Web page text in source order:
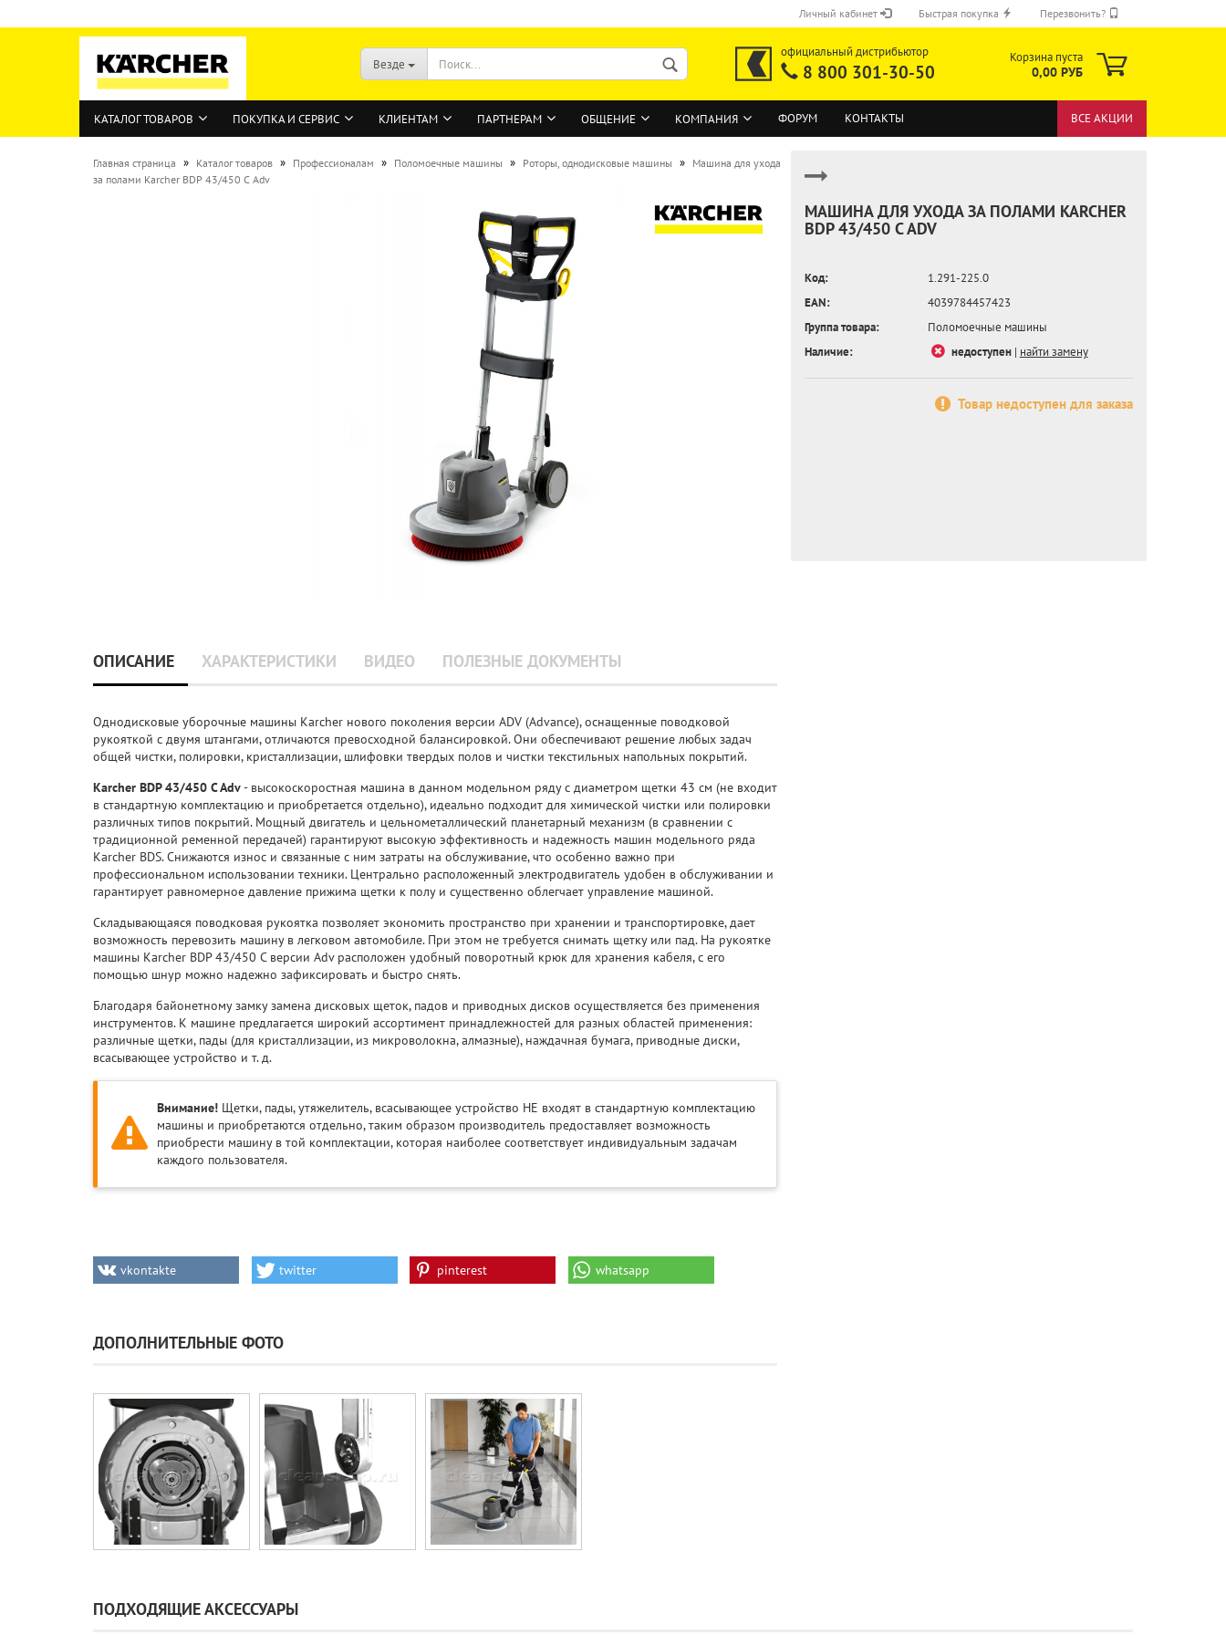
Личный кабинет
ВОЙТИ
Быстрая покупка Перезвонить?
ОТПРАВИТЬ
Везде
официальный дистрибьютор
8 800 301-30-50
Корзина пуста
0,00 РУБ
КАТАЛОГ ТОВАРОВ ПОКУПКА И СЕРВИС КЛИЕНТАМ ПАРТНЕРАМ ОБЩЕНИЕ КОМПАНИЯ ФОРУМ КОНТАКТЫ ВСЕ АКЦИИ
Главная страница » Каталог товаров » Профессионалам » Поломоечные машины » Роторы, однодисковые машины » Машина для ухода
за полами Karcher BDP 43/450 C Adv
МАШИНА ДЛЯ УХОДА ЗА ПОЛАМИ KARCHER
BDP 43/450 C ADV
Код:
1.291-225.0
EAN:
4039784457423
Группа товара:
Поломоечные машины
Наличие:
недоступен| найти замену
Товар недоступен для заказа
ОПИСАНИЕ ХАРАКТЕРИСТИКИ ВИДЕО ПОЛЕЗНЫЕ ДОКУМЕНТЫ
Однодисковые уборочные машины Karcher нового поколения версии ADV (Advance), оснащенные поводковой
рукояткой с двумя штангами, отличаются превосходной балансировкой. Они обеспечивают решение любых задач
общей чистки, полировки, кристаллизации, шлифовки твердых полов и чистки текстильных напольных покрытий.
Karcher BDP 43/450 C Adv- высокоскоростная машина в данном модельном ряду с диаметром щетки 43 см (не входит
в стандартную комплектацию и приобретается отдельно), идеально подходит для химической чистки или полировки
различных типов покрытий. Мощный двигатель и цельнометаллический планетарный механизм (в сравнении с
традиционной ременной передачей) гарантируют высокую эффективность и надежность машин модельного ряда
Karcher BDS. Снижаются износ и связанные с ним затраты на обслуживание, что особенно важно при
профессиональном использовании техники. Центрально расположенный электродвигатель удобен в обслуживании и
гарантирует равномерное давление прижима щетки к полу и существенно облегчает управление машиной.
Складывающаяся поводковая рукоятка позволяет экономить пространство при хранении и транспортировке, дает
возможность перевозить машину в легковом автомобиле. При этом не требуется снимать щетку или пад. На рукоятке
машины Karcher BDP 43/450 C версии Adv расположен удобный поворотный крюк для хранения кабеля, с его
помощью шнур можно надежно зафиксировать и быстро снять.
Благодаря байонетному замку замена дисковых щеток, падов и приводных дисков осуществляется без применения
инструментов. К машине предлагается широкий ассортимент принадлежностей для разных областей применения:
различные щетки, пады (для кристаллизации, из микроволокна, алмазные), наждачная бумага, приводные диски,
всасывающее устройство и т. д.
Внимание! Щетки, пады, утяжелитель, всасывающее устройство НЕ входят в стандартную комплектацию
машины и приобретаются отдельно, таким образом производитель предоставляет возможность
приобрести машину в той комплектации, которая наиболее соответствует индивидуальным задачам
каждого пользователя.
vkontakte twitter pinterest whatsapp
ДОПОЛНИТЕЛЬНЫЕ ФОТО
ПОДХОДЯЩИЕ АКСЕССУАРЫ